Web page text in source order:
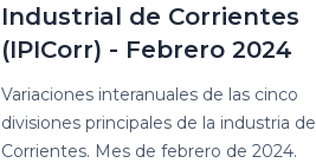
Industrial de Corrientes
(IPICorr) - Febrero 2024
Variaciones interanuales de las cinco
divisiones principales de la industria de
Corrientes. Mes de febrero de 2024.